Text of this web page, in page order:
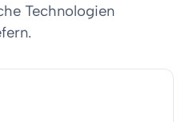
Technologien